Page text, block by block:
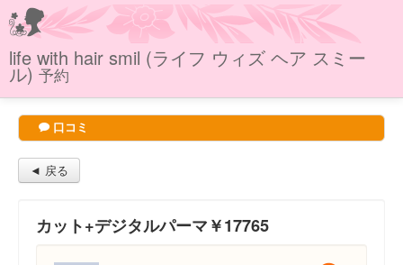
life with hair smil (ライフ ウィズ ヘア スミー
ル) 予約
口コミ
◄ 戻る
カット+デジタルパーマ￥17765